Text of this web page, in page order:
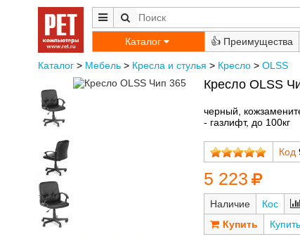
Каталог 👍
Каталог> Мебель> Кресла и стулья > Кресло> OLSS
Кресло OLSS
черный,
- газлифт, до 100кг
Код
5 223
Наличие
Кос